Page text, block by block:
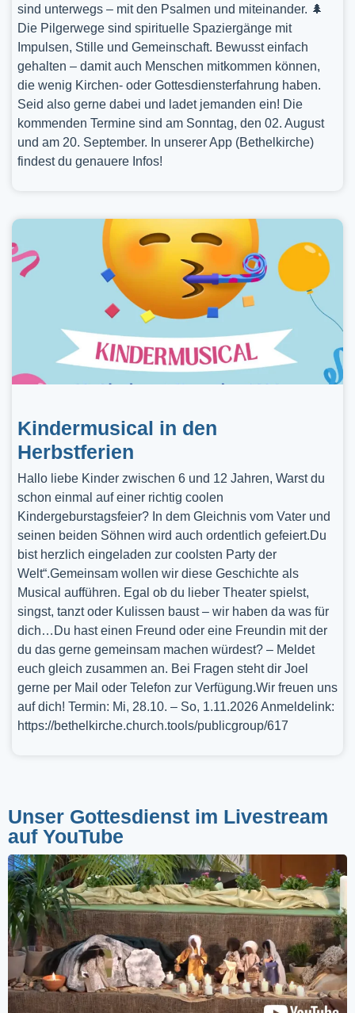
sind unterwegs – mit den Psalmen und miteinander. 🌲
Die Pilgerwege sind spirituelle Spaziergänge mit
Impulsen, Stille und Gemeinschaft. Bewusst einfach
gehalten – damit auch Menschen mitkommen können,
die wenig Kirchen- oder Gottesdiensterfahrung haben.
Seid also gerne dabei und ladet jemanden ein! Die
kommenden Termine sind am Sonntag, den 02. August
und am 20. September. In unserer App (Bethelkirche)
findest du genauere Infos!
Kindermusical in den
Herbstferien
Hallo liebe Kinder zwischen 6 und 12 Jahren, Warst du
schon einmal auf einer richtig coolen
Kindergeburstagsfeier? In dem Gleichnis vom Vater und
seinen beiden Söhnen wird auch ordentlich gefeiert.Du
bist herzlich eingeladen zur coolsten Party der
Welt“.Gemeinsam wollen wir diese Geschichte als
Musical aufführen. Egal ob du lieber Theater spielst,
singst, tanzt oder Kulissen baust – wir haben da was für
dich…Du hast einen Freund oder eine Freundin mit der
du das gerne gemeinsam machen würdest? – Meldet
euch gleich zusammen an. Bei Fragen steht dir Joel
gerne per Mail oder Telefon zur Verfügung.Wir freuen uns
auf dich! Termin: Mi, 28.10. – So, 1.11.2026 Anmeldelink:
https://bethelkirche.church.tools/publicgroup/617
Unser Gottesdienst im Livestream
auf YouTube